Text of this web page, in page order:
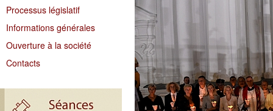
Processus législatif
Informations générales
Ouverture à la société
Contacts